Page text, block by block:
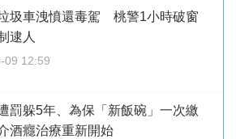
圾車洩憤還毒駕 桃警1小時破窗
逮人
09 12:59
罰躲5年、為保「新飯碗」一次繳
酒癮治療重新開始